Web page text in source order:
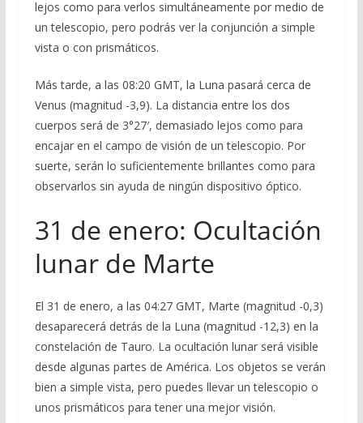
lejos como para verlos simultáneamente por medio de
un telescopio, pero podrás ver la conjunción a simple
vista o con prismáticos.
Más tarde, a las 08:20 GMT, la Luna pasará cerca de
Venus (magnitud -3,9). La distancia entre los dos
cuerpos será de 3°27′, demasiado lejos como para
encajar en el campo de visión de un telescopio. Por
suerte, serán lo suficientemente brillantes como para
observarlos sin ayuda de ningún dispositivo óptico.
31 de enero: Ocultación
lunar de Marte
El 31 de enero, a las 04:27 GMT, Marte (magnitud -0,3)
desaparecerá detrás de la Luna (magnitud -12,3) en la
constelación de Tauro. La ocultación lunar será visible
desde algunas partes de América. Los objetos se verán
bien a simple vista, pero puedes llevar un telescopio o
unos prismáticos para tener una mejor visión.